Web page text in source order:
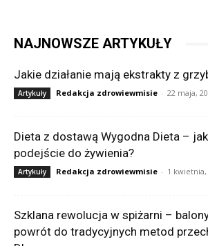
NAJNOWSZE ARTYKUŁY
Jakie działanie mają ekstrakty z
Artykuły Redakcja zdrowiewmisie - 22 maja,
Dieta z dostawą Wygodna Dieta –
podejście do żywienia?
Artykuły Redakcja zdrowiewmisie - 1 kwietnia,
Szklana rewolucja w spiżarni –
powrót do tradycyjnych metod